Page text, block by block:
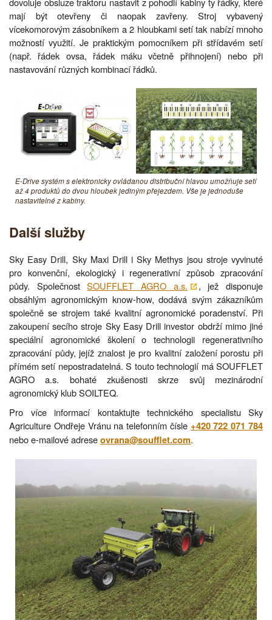
mají být otevřeny či naopak zavřeny. Stroj vybavený
vícekomorovým zásobníkem a 2 hloubkami setí tak nabízí mnoho
možností využití. Je praktickým pomocníkem při střídavém setí
(např. řádek ovsa, řádek máku včetně přihnojení) nebo při
nastavování různých kombinací řádků.
E-Drive systém s elektronicky ovládanou distribuční hlavou umožňuje setí
až 4 produktů do dvou hloubek jediným přejezdem. Vše je jednoduše
nastavitelné z kabiny.
Další služby
Sky Easy Drill, Sky Maxi Drill i Sky Methys jsou stroje vyvinuté
pro konvenční, ekologický i regenerativní způsob zpracování
půdy. SpolečnostSOUFFLET AGRO a.s.
, jež disponuje
obsáhlým agronomickým know-how, dodává svým zákazníkům
společně se strojem také kvalitní agronomické poradenství. Při
zakoupení secího stroje Sky Easy Drill investor obdrží mimo jiné
speciální agronomické školení o technologii regenerativního
zpracování půdy, jejíž znalost je pro kvalitní založení porostu při
přímém setí nepostradatelná. S touto technologií má SOUFFLET
AGRO a.s. bohaté zkušenosti skrze svůj mezinárodní
agronomický klub SOILTEQ.
Pro více informací kontaktujte technického specialistu Sky
Agriculture Ondřeje Vránu na telefonním čísle +420 722 071 784
nebo e-mailové adreseovrana@soufflet.com.